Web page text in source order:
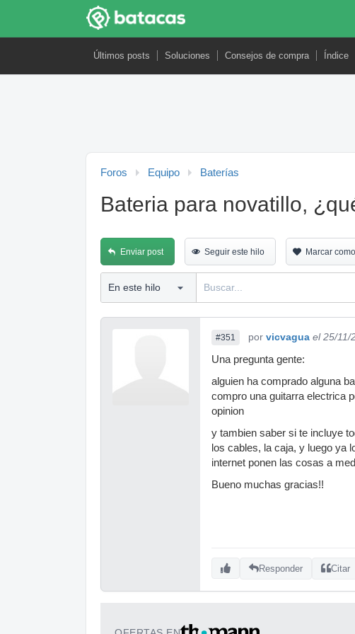
Últimos posts Soluciones Consejos de compra Índice
Foros Equipo Baterías
Bateria para novatillo,
Enviar post Seguir este hilo Marcar
#351 por vicvagua el 25/11/
Una pregunta gente:
alguien ha comprado alguna
compro una guitarra electrica
opinion
y tambien saber si te incluye
los cables, la caja, y luego ya
internet ponen las cosas a
Bueno muchas gracias!!
Responder Citar